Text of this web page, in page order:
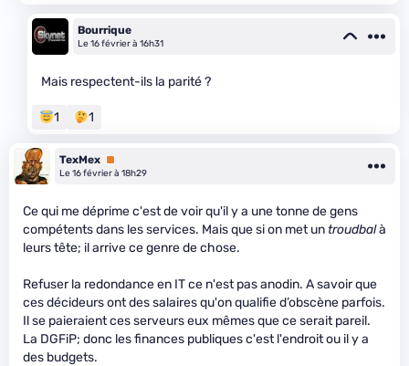
Bourrique
Le 16 février à 16h31
Mais respectent-ils la parité ?
1 1
TexMex Premium
Le 16 février à 18h29
Ce qui me déprime c'est de voir qu'il y a une tonne de gens
compétents dans les services. Mais que si on met untroudbalà
leurs tête; il arrive ce genre de chose.
Refuser la redondance en IT ce n'est pas anodin. A savoir que
ces décideurs ont des salaires qu'on qualifie d’obscène parfois.
Il se paieraient ces serveurs eux mêmes que ce serait pareil.
La DGFiP; donc les finances publiques c'est l'endroit ou il y a
des budgets.